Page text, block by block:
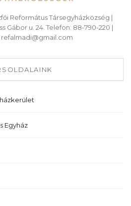
Református Társegyházközség |
Gábor u. 24. Telefon: 88-790-220 |
refalmadi@gmail.com
Egyház